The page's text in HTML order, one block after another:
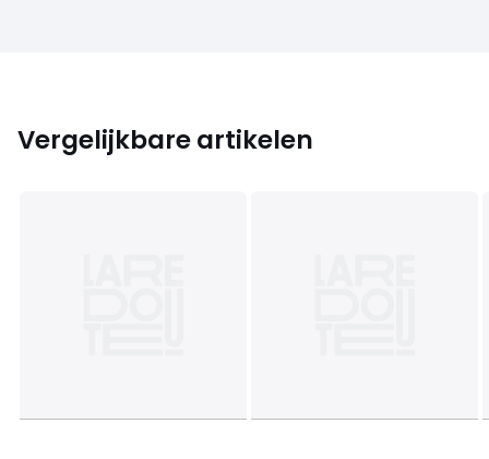
Vergelijkbare artikelen